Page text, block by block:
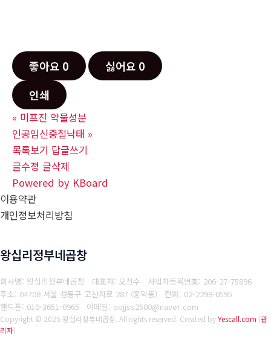
좋아요 0 싫어요 0
인쇄
« 미­프진 약물성분
인공임신중절낙­태 »
목록보기 답글쓰기
글수정 글삭제
Powered by KBoard
이용약관
개인정보처리방침
왕십리정부네곱창
회사명: 왕십리정부네곱창 대표자: 오진수 사업자등록번호: 206-27-75896
주소: 04708 서울 성동구 고산자로 287 (홍익동) 전화: 02-2298-0595
핸드폰: 010-3651-0965
이메일: oojjss2580@naver.com
Copyright © 2025 왕십리정부네곱창. All rights reserved. Created byYescall.com [관
리자]